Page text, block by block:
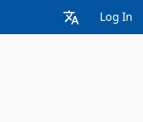
Log In